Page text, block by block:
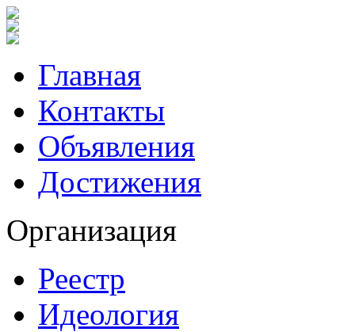
Главная
Контакты
Объявления
Достижения
Организация
Реестр
Идеология